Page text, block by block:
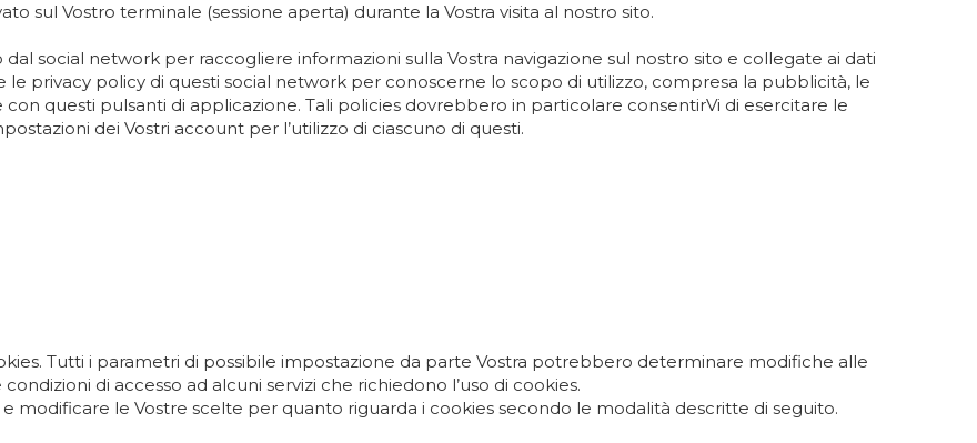
sul Vostro terminale (sessione aperta) durante la Vostra visita al nostro sito.
social network per raccogliere informazioni sulla Vostra navigazione sul nostro sito e collegate ai dati
le privacy policy di questi social network per conoscerne lo scopo di utilizzo, compresa la pubblicità, le
questi pulsanti di applicazione. Tali policies dovrebbero in particolare consentirVi di esercitare le
dei Vostri account per l’utilizzo di ciascuno di questi.
Tutti i parametri di possibile impostazione da parte Vostra potrebbero determinare modifiche alle
di accesso ad alcuni servizi che richiedono l’uso di cookies.
modificare le Vostre scelte per quanto riguarda i cookies secondo le modalità descritte di seguito.